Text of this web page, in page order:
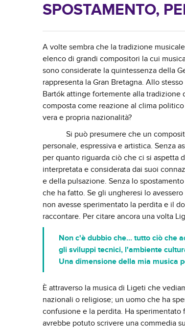
SPOSTAMENTO,
A volte sembra che la tradizione
elenco di grandi compositori la cui
sono considerate la quintessenza della
rappresenta la Gran Bretagna. Allo
Bartók attinge fortemente alla tradizione
composta come reazione al clima
vera e propria nazionalità?
Si può presumere che un
personale, espressiva e artistica. Senza
per quanto riguarda ciò che ci si aspetta
interpretata e considerata dai suoi
e della pulsazione. Senza lo
che ha fatto. Se gli ungheresi lo
non avesse sperimentato la perdita e il
raccontare. Per citare ancora una volta
Non c'è dubbio che... tutto ciò che
gli sviluppi tecnici, l'ambiente
Una dimensione della mia musica
È attraverso la musica di Ligeti che
nazionali o religiose; un uomo che ha
confusione e la perdita. Ha
avrebbe potuto scrivere una commedia